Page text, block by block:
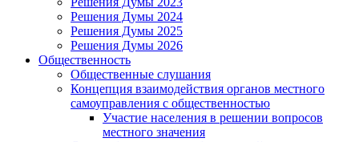
Решения Думы 2024
Решения Думы 2025
Решения Думы 2026
Общественность
Общественные слушания
Концепция взаимодействия органов местного
самоуправления с общественностью
Участие населения в решении вопросов
местного значения